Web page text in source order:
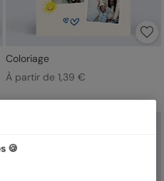
Coloriage
À partir de 1,39 €
🍪